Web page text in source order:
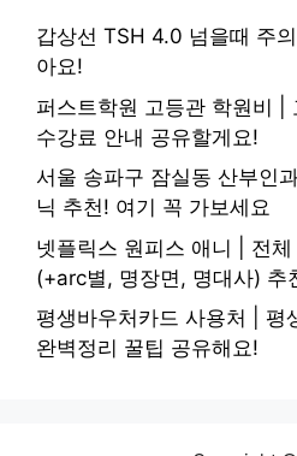
갑상선 TSH 4.0 넘을때 주
아요!
퍼스트학원 고등관 학원비 |
수강료 안내 공유할게요!
서울 송파구 잠실동 산부인
닉 추천! 여기 꼭 가보세요
넷플릭스 원피스 애니 | 전
(+arc별, 명장면, 명대사) 추
평생바우처카드 사용처 | 평
완벽정리 꿀팁 공유해요!